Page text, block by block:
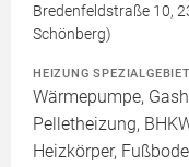
Bredenfeldstraße 10,
Schönberg)
HEIZUNG
Wärmepumpe,
Pelletheizung,
Heizkörper,